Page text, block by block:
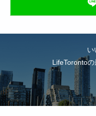
い
LifeTorontoの